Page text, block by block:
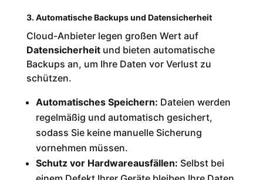
3. Automatische Backups und Datensicherheit
Cloud-Anbieter legen großen Wert auf
Datensicherheitund bieten automatische
Backups an, um Ihre Daten vor Verlust zu
schützen.
Automatisches Speichern: Dateien werden
regelmäßig und automatisch gesichert,
sodass Sie keine manuelle Sicherung
vornehmen müssen.
Schutz vor Hardwareausfällen: Selbst bei